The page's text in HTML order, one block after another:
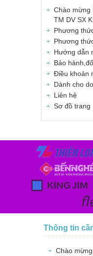
Chào mừng
TM DV SX
Phương
Phương
Hướng dẫn
Bảo
Điều khoản
Dành cho
Liên hệ
Sơ đồ trang
Thông tin
Chào